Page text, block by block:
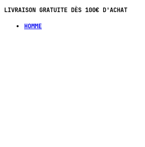
PAIEMENT EN 4X SANS FRAIS DÈS 70€ D'ACHAT
HOMME